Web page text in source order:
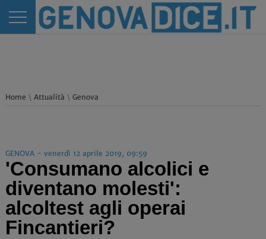
Home \ Attualità \ Genova
GENOVA - venerdì 12 aprile 2019, 09:59
'Consumano alcolici e
diventano molesti':
alcoltest agli operai
Fincantieri?